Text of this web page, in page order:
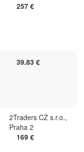
257 €
39.83 €
2Traders CZ s.r.o.,
Praha 2
169 €